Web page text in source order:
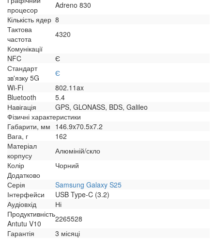
процесор
Adreno 830
Кількість ядер 8
Тактова
частота
4320
Комунікації
NFC
Є
Стандарт
зв'язку 5G
Є
Wi-Fi
802.11ax
Bluetooth
5.4
Навігація
GPS, GLONASS, BDS, Galileo
Фізичні характеристики
Габарити, мм 146.9x70.5x7.2
Вага, г
162
Матеріал
корпусу
Алюміній/скло
Колір
Чорний
Додатково
Серія
Samsung Galaxy S25
Інтерфейси
USB Type-C (3.2)
Аудіовхід
Ні
Продуктивність
Antutu V10
2265528
Гарантія
3 місяці